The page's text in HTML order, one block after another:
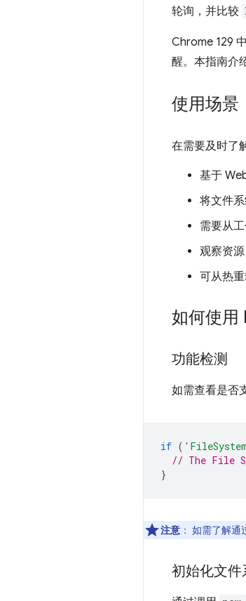
轮询，并比较
Chrome 129
醒。本指南介
使用场景
在需要及时了
基于
将文件
需要从
观察资
可从热
如何使用
功能检测
如需查看是否
if (
// The File
}
注意 ： 如需了解通
初始化文件